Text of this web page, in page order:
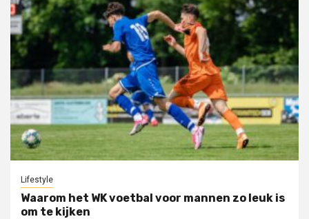
Lifestyle
Waarom het WK voetbal voor mannen zo leuk is
om te kijken